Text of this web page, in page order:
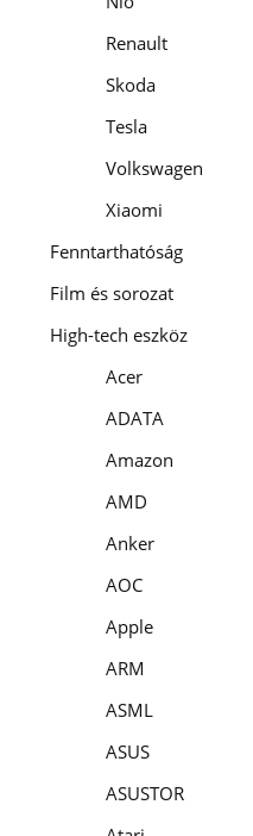
Renault
Skoda
Tesla
Volkswagen
Xiaomi
Fenntarthatóság
Film és sorozat
High-tech eszköz
Acer
ADATA
Amazon
AMD
Anker
AOC
Apple
ARM
ASML
ASUS
ASUSTOR